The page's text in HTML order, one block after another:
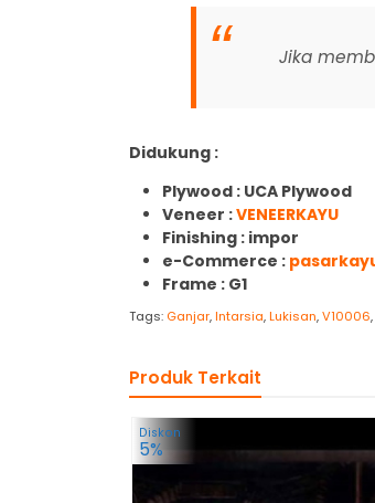
Jika
Didukung :
Plywood : UCA Plywood
Veneer :VENEERKAYU
Finishing : impor
e-Commerce :
Frame : G1
Tags: Ganjar,Intarsia,Lukisan,V10006,
Produk Terkait
Diskon
5%